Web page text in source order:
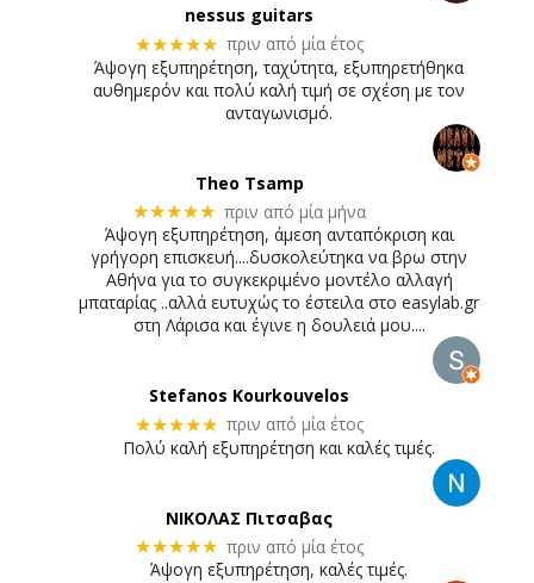
nessus guitars
★★★★★ πριν από μία έτος
Άψογη εξυπηρέτηση, ταχύτητα, εξυπηρετήθηκα
αυθημερόν και πολύ καλή τιμή σε σχέση με τον
ανταγωνισμό.
Theo Tsamp
★★★★★ πριν από μία μήνα
Άψογη εξυπηρέτηση, άμεση ανταπόκριση και
γρήγορη επισκευή....δυσκολεύτηκα να βρω στην
Αθήνα για το συγκεκριμένο μοντέλο αλλαγή
μπαταρίας ..αλλά ευτυχώς το έστειλα στο easylab.gr
στη Λάρισα και έγινε η δουλειά μου....
Stefanos Kourkouvelos
★★★★★ πριν από μία έτος
Πολύ καλή εξυπηρέτηση και καλές τιμές.
ΝΙΚΟΛΑΣ Πιτσαβας
★★★★★ πριν από μία έτος
Άψογη εξυπηρέτηση, καλές τιμές.